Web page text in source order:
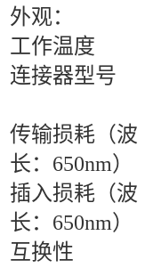
外观：
工作温度
连接器型号
传输损耗（波
长：650nm）
插入损耗（波
长：650nm）
互换性